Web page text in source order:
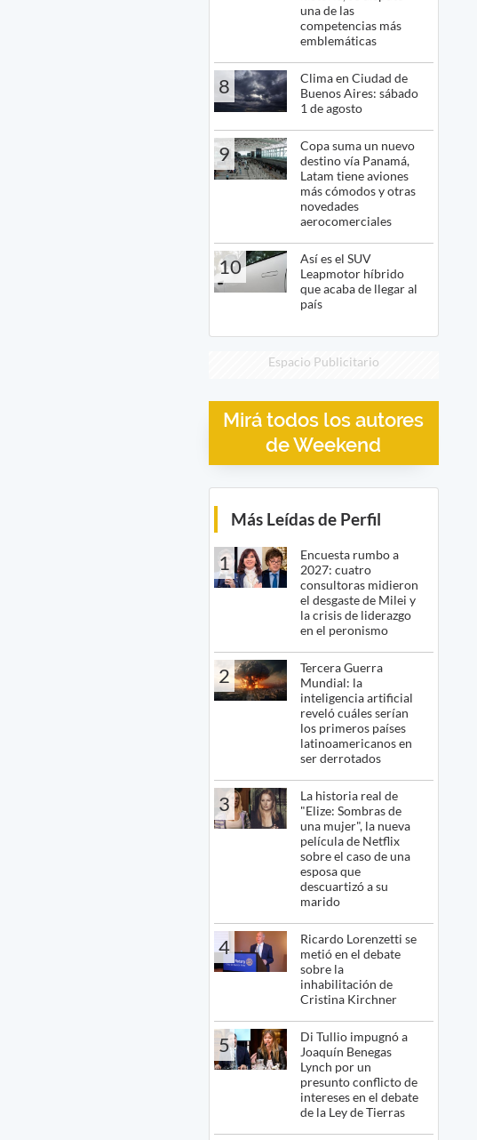
una de las
competencias más
emblemáticas
8
Clima en Ciudad de
Buenos Aires: sábado
1 de agosto
9
Copa suma un nuevo
destino vía Panamá,
Latam tiene aviones
más cómodos y otras
novedades
aerocomerciales
10
Así es el SUV
Leapmotor híbrido
que acaba de llegar al
país
Espacio Publicitario
Mirá todos los autores
de Weekend
Más Leídas de Perfil
1
Encuesta rumbo a
2027: cuatro
consultoras midieron
el desgaste de Milei y
la crisis de liderazgo
en el peronismo
2
Tercera Guerra
Mundial: la
inteligencia artificial
reveló cuáles serían
los primeros países
latinoamericanos en
ser derrotados
3
La historia real de
"Elize: Sombras de
una mujer", la nueva
película de Netflix
sobre el caso de una
esposa que
descuartizó a su
marido
4
Ricardo Lorenzetti se
metió en el debate
sobre la
inhabilitación de
Cristina Kirchner
5
Di Tullio impugnó a
Joaquín Benegas
Lynch por un
presunto conflicto de
intereses en el debate
de la Ley de Tierras